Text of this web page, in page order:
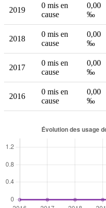
2019
0 mis en
cause
0,00
‰
2018
0 mis en
cause
0,00
‰
2017
0 mis en
cause
0,00
‰
2016
0 mis en
cause
0,00
‰